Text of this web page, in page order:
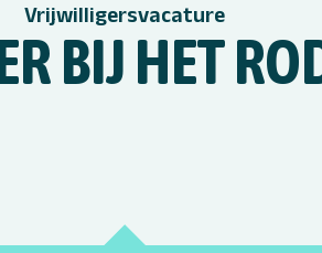
Vrijwilligersvacature
BIJ HET